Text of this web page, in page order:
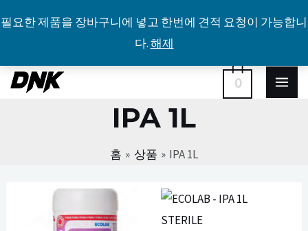
필요한 제품을 장바구니에 넣고 한번에 견적 요청이 가능합니
다.해제
0
IPA 1L
홈 상품 IPA 1L